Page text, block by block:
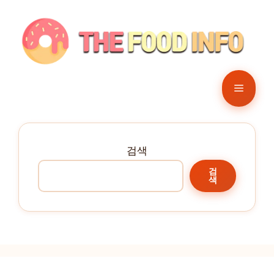
메
뉴
검색
검
색